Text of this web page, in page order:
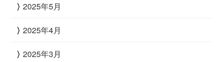
2025年5月
2025年4月
2025年3月